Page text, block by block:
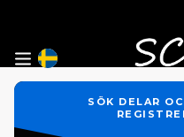
SÖK DELAR